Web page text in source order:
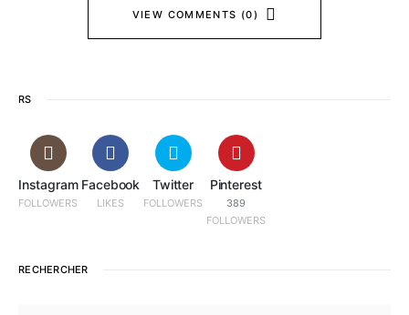
VIEW COMMENTS (0)
RS
Instagram
FOLLOWERS
Facebook
LIKES
Twitter
FOLLOWERS
Pinterest
389
FOLLOWERS
RECHERCHER